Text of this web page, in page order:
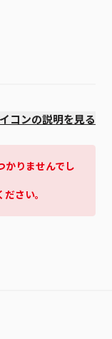
コンの説明を見る
かりませんでし
さい。